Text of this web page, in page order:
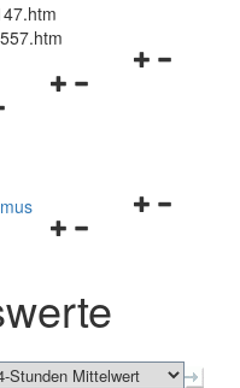
Navigationsmenü
Navigationsmenü
schließen